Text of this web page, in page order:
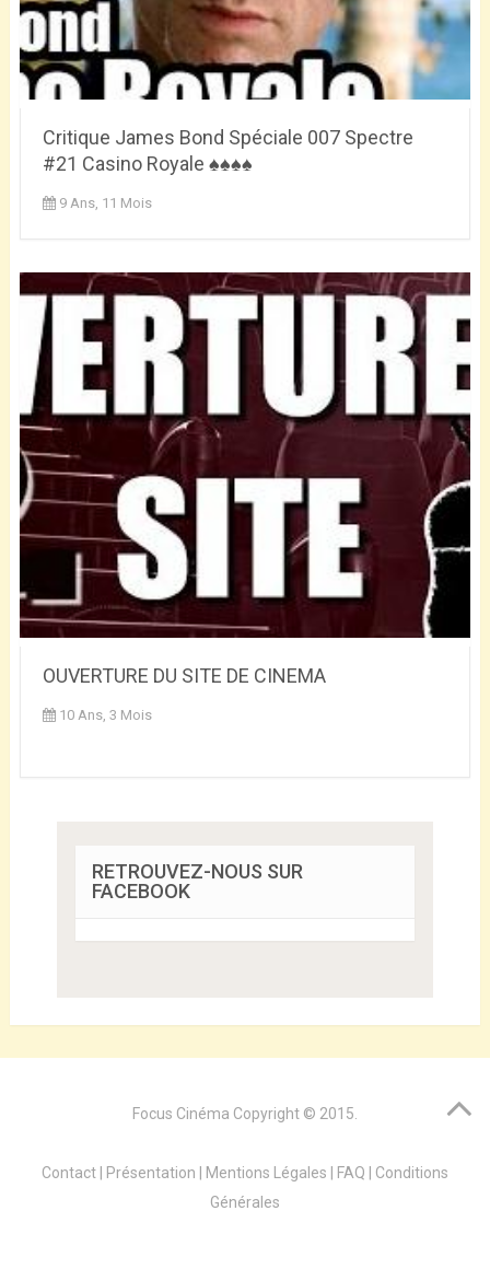
Critique James Bond Spéciale 007 Spectre
#21 Casino Royale ♠♠♠♠
9 Ans, 11 Mois
OUVERTURE DU SITE DE CINEMA
10 Ans, 3 Mois
RETROUVEZ-NOUS SUR
FACEBOOK
Focus Cinéma Copyright © 2015.
Contact Présentation Mentions Légales FAQ
Conditions
Générales